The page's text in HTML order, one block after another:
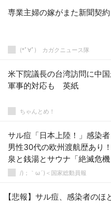
専業主婦の嫁がまた新聞契
(*ﾟ∀ﾟ)ゞカガクニュース隊
米下院議長の台湾訪問に中国
軍事的対応も 英紙
ちゃんとめ！
サル痘「日本上陸！」感染
男性30代の欧州渡航歴あり
泉と銭湯とサウナ「絶滅危
衆便所の使用厳禁！(便座感
/)；｀ω´)＜国家総動員報
【悲報】サル痘、感染者のほ